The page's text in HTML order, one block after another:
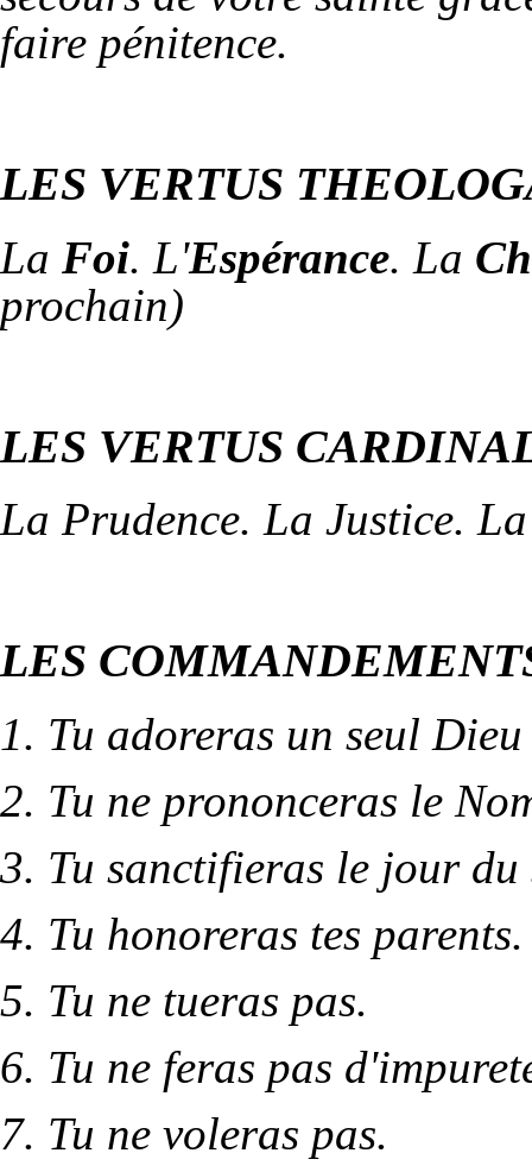
faire pénitence.
LES VERTUS
La Foi. L'Espérance. La
prochain)
LES VERTUS
La Prudence. La Justice.
LES
1. Tu adoreras un seul
2. Tu ne prononceras le
3. Tu sanctifieras le jour du
4. Tu honoreras tes parents.
5. Tu ne tueras pas.
6. Tu ne feras pas
7. Tu ne voleras pas.